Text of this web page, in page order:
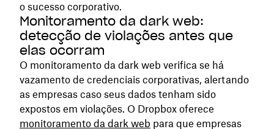
o sucesso corporativo.
Monitoramento da dark web:
detecção de violações antes que
elas ocorram
O monitoramento da dark web verifica se há
vazamento de credenciais corporativas, alertando
as empresas caso seus dados tenham sido
expostos em violações. O Dropbox oferece
monitoramento da dark web para que empresas